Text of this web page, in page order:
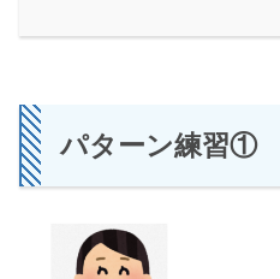
パターン練習①